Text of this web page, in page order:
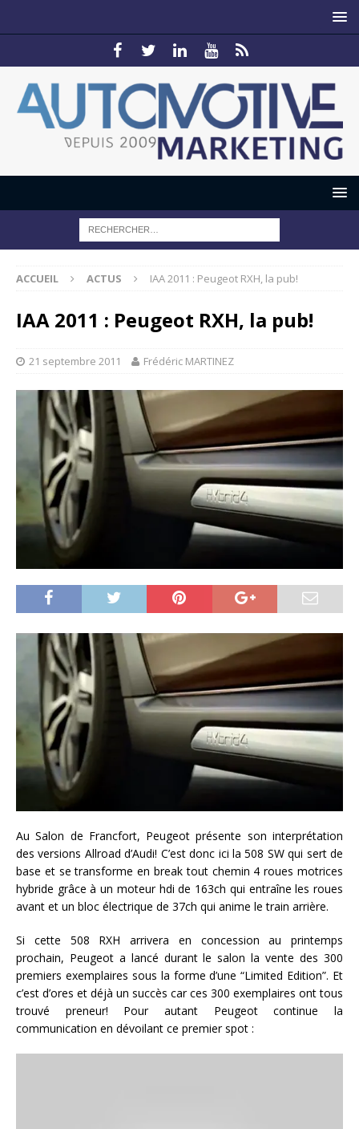
ACCUEIL ACTUS IAA 2011 : Peugeot RXH, la pub!
IAA 2011 : Peugeot RXH, la pub!
21 septembre 2011 Frédéric MARTINEZ
Au Salon de Francfort, Peugeot présente son interprétation
des versions Allroad d’Audi! C’est donc ici la 508 SW qui sert de
base et se transforme en break tout chemin 4 roues motrices
hybride grâce à un moteur hdi de 163ch qui entraîne les roues
avant et un bloc électrique de 37ch qui anime le train arrière.
Si cette 508 RXH arrivera en concession au printemps
prochain, Peugeot a lancé durant le salon la vente des 300
premiers exemplaires sous la forme d’une “Limited Edition”. Et
c’est d’ores et déjà un succès car ces 300 exemplaires ont tous
trouvé preneur! Pour autant Peugeot continue la
communication en dévoilant ce premier spot :